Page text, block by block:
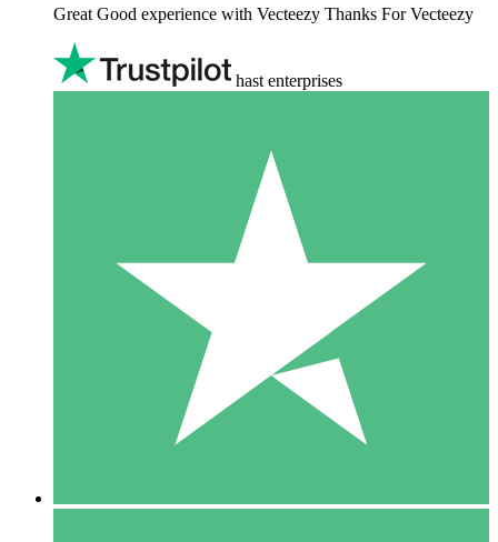
Great Good experience with Vecteezy Thanks For Vecteezy
hast enterprises